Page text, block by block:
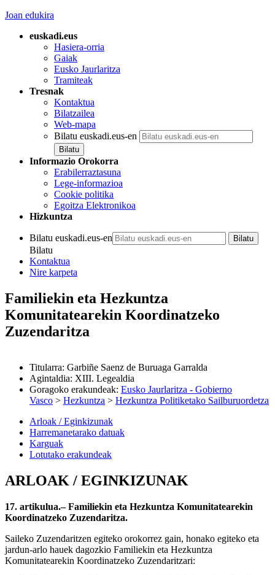
Joan edukira
euskadi.eus
Hasiera-orria
Gaiak
Eusko Jaurlaritza
Tramiteak
Tresnak
Kontaktua
Bilatzailea
Web-mapa
Bilatu euskadi.eus-en
Informazio Orokorra
Erabilerraztasuna
Lege-informazioa
Cookie politika
Egoitza Elektronikoa
Hizkuntza
Bilatu euskadi.eus-en
Bilatu
Kontaktua
Nire karpeta
Familiekin eta Hezkuntza
Komunitatearekin Koordinatzeko
Zuzendaritza
Titularra: Garbiñe Saenz de Buruaga Garralda
Agintaldia: XIII. Legealdia
Goragoko erakundeak: Eusko Jaurlaritza - Gobierno
Vasco > Hezkuntza > Hezkuntza Politiketako Sailburuordetza
Arloak / Eginkizunak
Harremanetarako datuak
Karguak
Lotutako erakundeak
ARLOAK / EGINKIZUNAK
17. artikulua.– Familiekin eta Hezkuntza Komunitatearekin
Koordinatzeko Zuzendaritza.
Saileko Zuzendaritzen egiteko orokorrez gain, honako egiteko eta
jardun-arlo hauek dagozkio Familiekin eta Hezkuntza
Komunitatearekin Koordinatzeko Zuzendaritzari: